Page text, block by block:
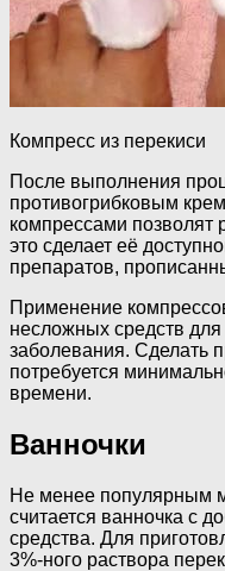
Компресс из перекиси
После выполнения
противогрибковым
компрессами позволят
это сделает её
препаратов,
Применение
несложных средств
заболевания. Сделать
потребуется
времени.
Ванночки
Не менее популярным
считается ванночка с
средства. Для
3%-ного раствора